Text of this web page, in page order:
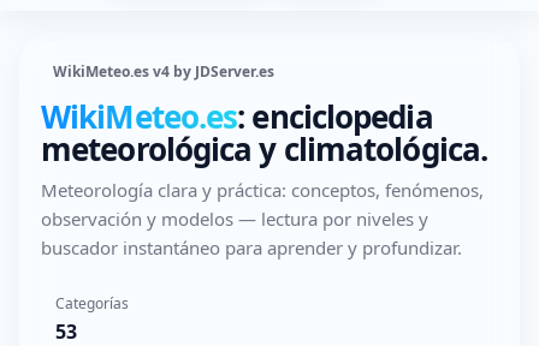
WikiMeteo.es v4 by JDServer.es
WikiMeteo.es: enciclopedia
meteorológica y climatológica.
Meteorología clara y práctica: conceptos, fenómenos,
observación y modelos — lectura por niveles y
buscador instantáneo para aprender y profundizar.
Categorías
53